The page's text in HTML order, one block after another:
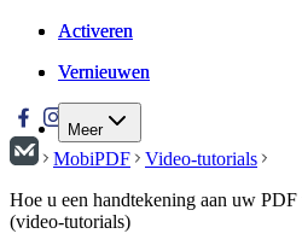
Activeren
Vernieuwen
Meer
Activeren
Vernieuwen
MobiPDF
Video-tutorials
Hoe u een handtekening aan uw
(video-tutorials)